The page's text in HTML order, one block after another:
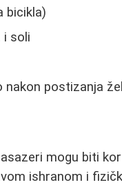
bicikla)
i soli
nakon postizanja
mogu biti
ishranom i